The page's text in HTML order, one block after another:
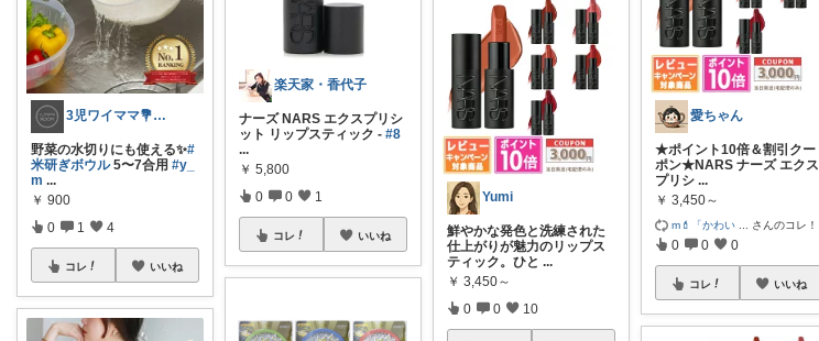
3児ワイママ💐バタバタでも回る暮らし✨
野菜の水切りにも使える✨#
米研ぎボウル5〜7合用 #y_
m ...
￥ 900
0 1 4
コレ いいね
楽天家・香代子
ナーズ NARS エクスプリシ
ット リップスティック -#8
...
￥ 5,800
0 0 1
コレ いいね
Yumi
鮮やかな発色と洗練された
仕上がりが魅力のリップス
ティック。ひと ...
￥ 3,450～
0 0 10
愛ちゃん
★ポイント10倍＆割引クー
ポン★NARS ナーズ エクス
プリシ ...
￥ 3,450～
m💄「かわい さんのコレ！
0 0 0
コレ いいね